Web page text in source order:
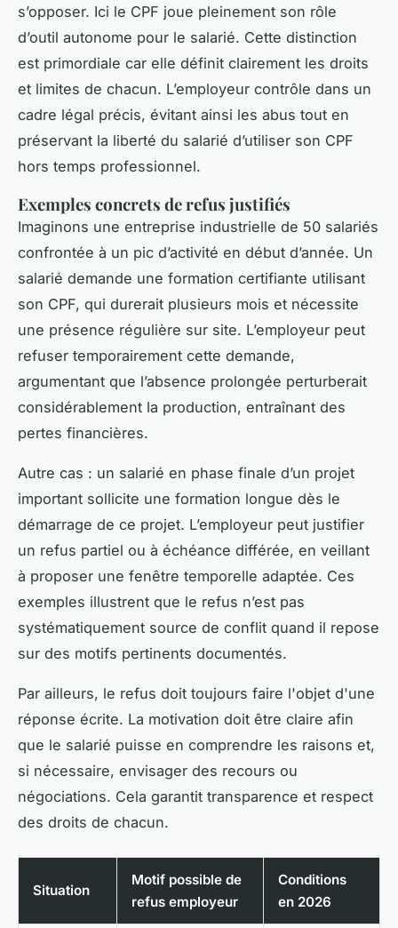
s’opposer. Ici le CPF joue pleinement son rôle
d’outil autonome pour le salarié. Cette distinction
est primordiale car elle définit clairement les droits
et limites de chacun. L’employeur contrôle dans un
cadre légal précis, évitant ainsi les abus tout en
préservant la liberté du salarié d’utiliser son CPF
hors temps professionnel.
Exemples concrets de refus justifiés
Imaginons une entreprise industrielle de 50 salariés
confrontée à un pic d’activité en début d’année. Un
salarié demande une formation certifiante utilisant
son CPF, qui durerait plusieurs mois et nécessite
une présence régulière sur site. L’employeur peut
refuser temporairement cette demande,
argumentant que l’absence prolongée perturberait
considérablement la production, entraînant des
pertes financières.
Autre cas : un salarié en phase finale d’un projet
important sollicite une formation longue dès le
démarrage de ce projet. L’employeur peut justifier
un refus partiel ou à échéance différée, en veillant
à proposer une fenêtre temporelle adaptée. Ces
exemples illustrent que le refus n’est pas
systématiquement source de conflit quand il repose
sur des motifs pertinents documentés.
Par ailleurs, le refus doit toujours faire l'objet d'une
réponse écrite. La motivation doit être claire afin
que le salarié puisse en comprendre les raisons et,
si nécessaire, envisager des recours ou
négociations. Cela garantit transparence et respect
des droits de chacun.
Situation
Motif possible de
refus employeur
Conditions
en 2026